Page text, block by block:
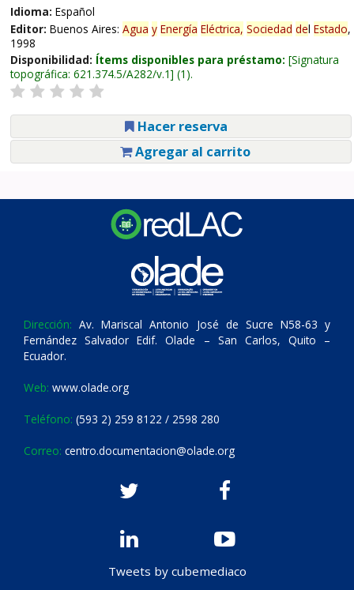
Idioma: Español
Editor: Buenos Aires: Agua y Energía Eléctrica, Sociedad del Estado,
1998
Disponibilidad: Ítems disponibles para préstamo: Signatura
topográfica: 621.374.5/A282/v.1 (1).
Hacer reserva
Agregar al carrito
Dirección: Av. Mariscal Antonio José de Sucre N58-63 y
Fernández Salvador Edif. Olade – San Carlos, Quito –
Ecuador.
Web: www.olade.org
Teléfono: (593 2) 259 8122 / 2598 280
Correo: centro.documentacion@olade.org
Tweets by cubemediaco